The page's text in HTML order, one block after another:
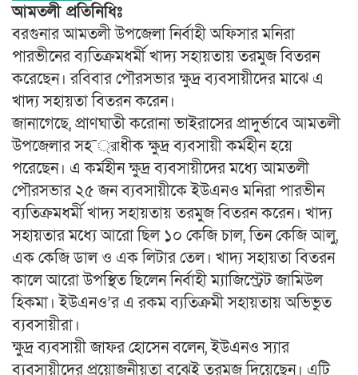
আমতলী প্রতিনিধিঃ
বরগুনার আমতলী উপজেলা নির্বাহী অফিসার মনিরা
পারভীনের ব্যতিক্রমধর্মী খাদ্য সহায়তায় তরমুজ বিতরন
করেছেন। রবিবার পৌরসভার ক্ষুদ্র ব্যবসায়ীদের মাঝে এ
খাদ্য সহায়তা বিতরন করেন।
জানাগেছে, প্রাণঘাতী করোনা ভাইরাসের প্রাদুর্ভাবে আমতলী
উপজেলার সহ¯্রাধীক ক্ষুদ্র ব্যবসায়ী কর্মহীন হয়ে
পরেছেন। এ কর্মহীন ক্ষুদ্র ব্যবসায়ীদের মধ্যে আমতলী
পৌরসভার ২৫ জন ব্যবসায়ীকে ইউএনও মনিরা পারভীন
ব্যতিক্রমধর্মী খাদ্য সহায়তায় তরমুজ বিতরন করেন। খাদ্য
সহায়তার মধ্যে আরো ছিল ১০ কেজি চাল, তিন কেজি আলু,
এক কেজি ডাল ও এক লিটার তেল। খাদ্য সহায়তা বিতরন
কালে আরো উপস্থিত ছিলেন নির্বাহী ম্যাজিস্ট্রেট জামিউল
হিকমা। ইউএনও’র এ রকম ব্যতিক্রমী সহায়তায় অভিভুত
ব্যবসায়ীরা।
ক্ষুদ্র ব্যবসায়ী জাফর হোসেন বলেন, ইউএনও স্যার
ব্যবসায়ীদের প্রয়োজনীয়তা বুঝেই তরমুজ দিয়েছেন। এটি